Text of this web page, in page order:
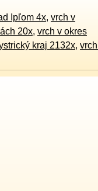
Ipľom 4x, vrch v
20x, vrch v okres
kraj 2132x,